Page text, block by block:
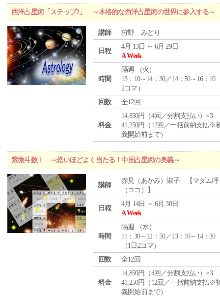
西洋占星術「ステップ2」 ～本格的な西洋占星術の世界に参入する～
講師 狩野 みどり
日程
4月 13日 ～ 6月 29日
A Week
時間
隔週 （火 ）
13：10～14：30／14：50～16：10
2コマ）
回数
全12回
料金
14,850円（4回／分割支払い）×3
41,250円（12回／一括前納支払※
義開始前まで）
紫微斗数Ⅰ ～恐いほどよく当たる！中国占星術の奥義～
講師
赤見（あかみ）淑子 【マダム呼
（ココ）】
日程
4月 14日 ～ 6月 30日
A Week
時間
隔週 （水）
11：30～12：50／13：10～14：30
（1日2コマ）
回数
全12回
料金
14,850円（4回／分割支払い）×3
41,250円（12回／一括前納支払※
義開始前まで）